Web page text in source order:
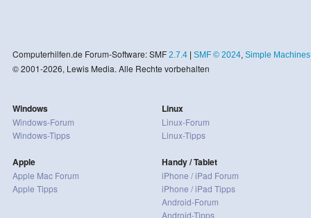
Computerhilfen.de Forum-Software: SMF 2.7.4| SMF © 2024, Simple Machines
© 2001-2026, Lewis Media. Alle Rechte vorbehalten
Windows
Windows-Forum
Windows-Tipps
Apple
Apple Mac Forum
Apple Tipps
Linux
Linux-Forum
Linux-Tipps
Handy / Tablet
iPhone / iPad Forum
iPhone / iPad Tipps
Android-Forum
Android-Tipps